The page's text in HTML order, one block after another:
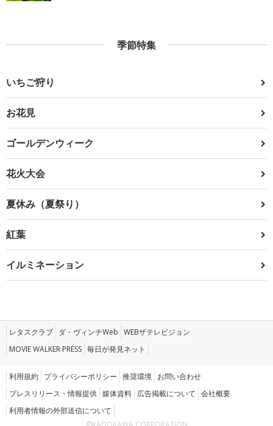
季節特集
いちご狩り
お花見
ゴールデンウィーク
花火大会
夏休み（夏祭り）
紅葉
イルミネーション
レタスクラブ ダ・ヴィンチWeb WEBザテレビジョン
MOVIE WALKER PRESS 毎日が発見ネット
利用規約 プライバシーポリシー 推奨環境 お問い合わせ
プレスリリース・情報提供 媒体資料 広告掲載について 会社概要
利用者情報の外部送信について